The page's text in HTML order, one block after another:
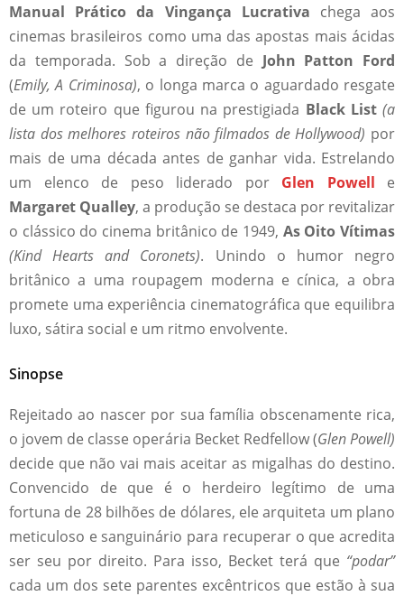
Manual Prático da Vingança Lucrativa chega aos
cinemas brasileiros como uma das apostas mais ácidas
da temporada. Sob a direção de John Patton Ford
(Emily, A Criminosa), o longa marca o aguardado resgate
de um roteiro que figurou na prestigiada Black List (a
lista dos melhores roteiros não filmados de Hollywood) por
mais de uma década antes de ganhar vida. Estrelando
um elenco de peso liderado por Glen Powell e
Margaret Qualley, a produção se destaca por revitalizar
o clássico do cinema britânico de 1949, As Oito Vítimas
(Kind Hearts and Coronets). Unindo o humor negro
britânico a uma roupagem moderna e cínica, a obra
promete uma experiência cinematográfica que equilibra
luxo, sátira social e um ritmo envolvente.
Sinopse
Rejeitado ao nascer por sua família obscenamente rica,
o jovem de classe operária Becket Redfellow (Glen Powell)
decide que não vai mais aceitar as migalhas do destino.
Convencido de que é o herdeiro legítimo de uma
fortuna de 28 bilhões de dólares, ele arquiteta um plano
meticuloso e sanguinário para recuperar o que acredita
ser seu por direito. Para isso, Becket terá que “podar”
cada um dos sete parentes excêntricos que estão à sua